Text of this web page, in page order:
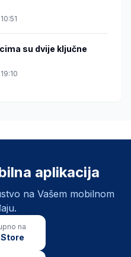
su dvije ključne
aplikacija
na Vašem mobilnom
na